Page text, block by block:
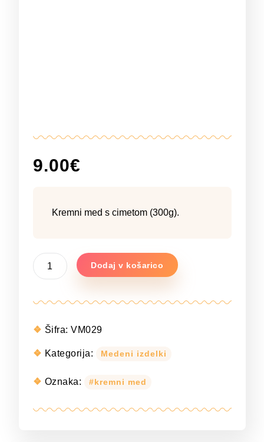
9.00€
Kremni med s cimetom (300g).
Kremni
med
cimetom
Dodaj v košarico
Šifra: VM029
Kategorija: Medeni izdelki
Oznaka: kremni med